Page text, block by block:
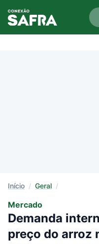
Início / Geral /
Mercado
Demanda
preço do arroz